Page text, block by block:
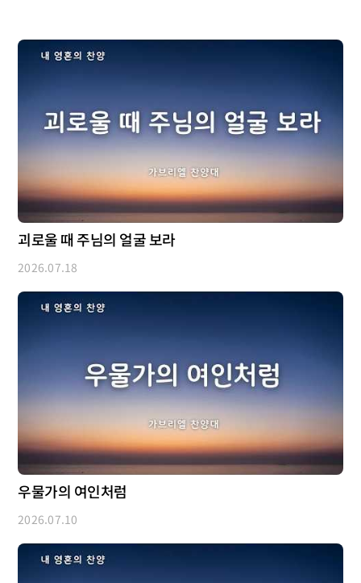
괴로울 때 주님의 얼굴 보라
2026.07.18
우물가의 여인처럼
2026.07.10